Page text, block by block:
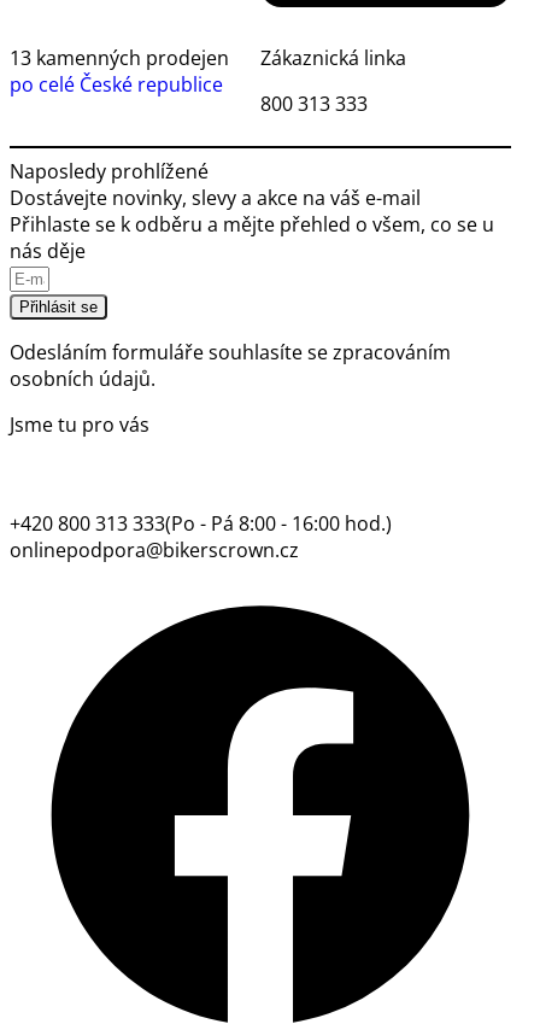
13 kamenných prodejen
po celé České republice
Zákaznická linka
800 313 333
Naposledy prohlížené
Dostávejte novinky, slevy a akce na váš e-mail
Přihlaste se k odběru a mějte přehled o všem, co se u
nás děje
Přihlásit se
Odesláním formuláře souhlasíte sezpracováním
osobních údajů.
Jsme tu pro vás
+420 800 313 333(Po - Pá 8:00 - 16:00 hod.)
onlinepodpora@bikerscrown.cz